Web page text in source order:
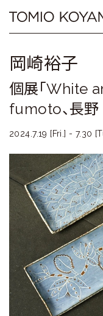
content
Tomio
Gallery
小
登
美
夫
ギ
ャ
ラ
リ
岡崎裕子
個展「White
fumoto、長野
2024.7.19 [Fri.] - 7.30